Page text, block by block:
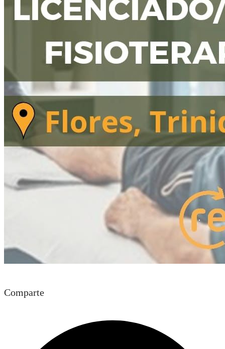
Inicio
Servicios
Cartelera
Noticias
Contacto
Ingresa tu Curriculum ->
Comparte